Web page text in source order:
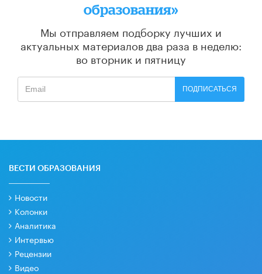
образования»
Мы отправляем подборку лучших и
актуальных материалов два раза в неделю:
во вторник и пятницу
ПОДПИСАТЬСЯ
ВЕСТИ ОБРАЗОВАНИЯ
Новости
Колонки
Аналитика
Интервью
Рецензии
Видео